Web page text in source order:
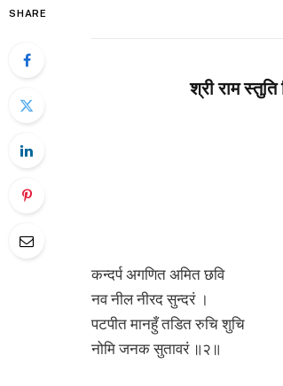
SHARE
श्री राम
कन्दर्प अगणित अमित छवि
नव नील नीरद सुन्दरं ।
पटपीत मानहुँ तडित रुचि शुचि
नोमि जनक सुतावरं ॥२॥